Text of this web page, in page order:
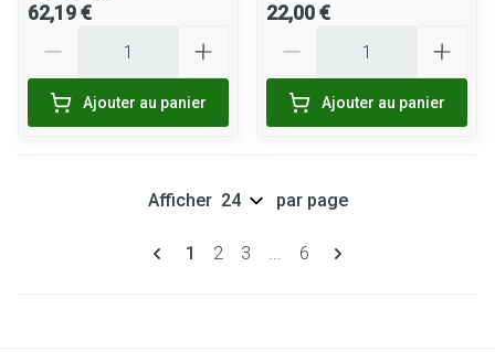
62,19 €
Ajouter au panier
22,00 €
Ajouter au panier
Pages
Vous lisez actuellement la page
1 Page
2 Page
3 ... Page
6
Afficher par page